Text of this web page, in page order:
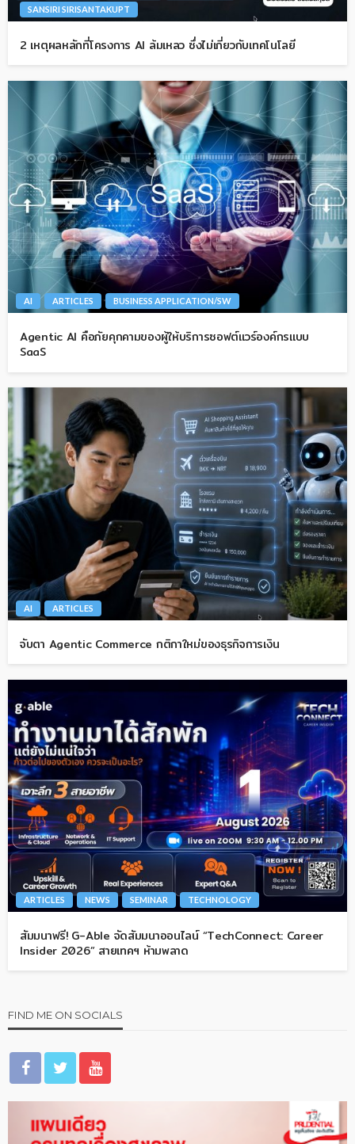
SANSIRI SIRISANTAKUPT
2 เหตุผลหลักที่โครงการ AI ล้มเหลว ซึ่งไม่เกี่ยวกับเทคโนโลยี
AI ARTICLES BUSINESS APPLICATION/SW
Agentic AI คือภัยคุกคามของผู้ให้บริการซอฟต์แวร์องค์กรแบบ
SaaS
AI ARTICLES
จับตา Agentic Commerce กติกาใหม่ของธุรกิจการเงิน
ARTICLES NEWS SEMINAR TECHNOLOGY
สัมมนาฟรี! G-Able จัดสัมมนาออนไลน์ “TechConnect: Career
Insider 2026” สายเทคฯ ห้ามพลาด
FIND ME ON SOCIALS